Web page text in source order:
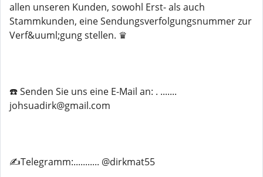
allen unseren Kunden, sowohl Erst- als auch
Stammkunden, eine Sendungsverfolgungsnummer zur
Verf&uuml;gung stellen. ♛
☎️ Senden Sie uns eine E-Mail an: . .......
johsuadirk@gmail.com
✍️Telegramm:........... @dirkmat55